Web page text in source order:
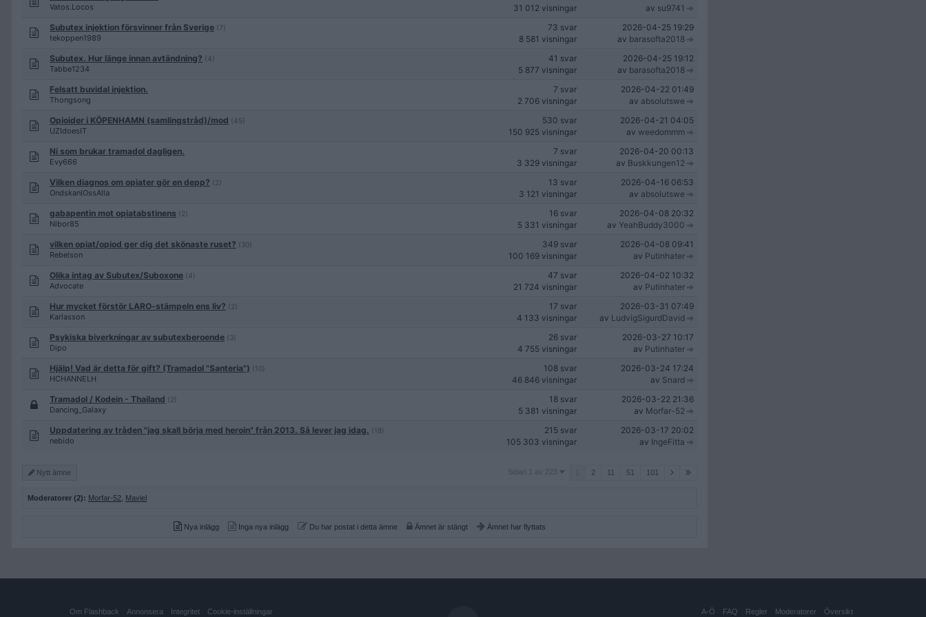
Vatos.Locos
31 012 visningar
av su9741
Subutex injektion försvinner från Sverige (7)
tekoppen1989
73 svar
8 581 visningar
2026-04-25 19:29
av barasofta2018
Subutex. Hur länge innan avtändning? (4)
Tabbe1234
41 svar
5 877 visningar
2026-04-25 19:12
av barasofta2018
Felsatt buvidal injektion.
Thongsong
7 svar
2 706 visningar
2026-04-22 01:49
av absolutswe
Opioider i KÖPENHAMN (samlingstråd)/mod (45)
UZIdoesIT
530 svar
150 925 visningar
2026-04-21 04:05
av weedommm
Ni som brukar tramadol dagligen.
Evy666
7 svar
3 329 visningar
2026-04-20 00:13
av Buskkungen12
Vilken diagnos om opiater gör en depp? (2)
OndskanIOssAlla
13 svar
3 121 visningar
2026-04-16 06:53
av absolutswe
gabapentin mot opiatabstinens (2)
Nibor85
16 svar
5 331 visningar
2026-04-08 20:32
av YeahBuddy3000
vilken opiat/opiod ger dig det skönaste ruset? (30)
Rebelson
349 svar
100 169 visningar
2026-04-08 09:41
av Putinhater
Olika intag av Subutex/Suboxone (4)
Advocate
47 svar
21 724 visningar
2026-04-02 10:32
av Putinhater
Hur mycket förstör LARO-stämpeln ens liv? (2)
Karlasson
17 svar
4 133 visningar
2026-03-31 07:49
av LudvigSigurdDavid
Psykiska biverkningar av subutexberoende (3)
Dipo
26 svar
4 755 visningar
2026-03-27 10:17
av Putinhater
Hjälp! Vad är detta för gift? (Tramadol "Santeria") (10)
HCHANNELH
108 svar
46 846 visningar
2026-03-24 17:24
av Snard
Tramadol / Kodein - Thailand (2)
Dancing_Galaxy
18 svar
5 381 visningar
2026-03-22 21:36
av Morfar-52
Uppdatering av tråden "jag skall börja med heroin" från 2013. Så lever jag idag. (18)
nebido
215 svar
105 303 visningar
2026-03-17 20:02
av IngeFitta
Nytt ämne
Sidan
Sidan 1 av 223 2 11 51 101
Moderatorer (2): Morfar-52 Maviel
Nya inlägg Inga nya inlägg Du har postat i detta ämne Ämnet är stängt Ämnet har flyttats
Om Flashback Annonsera Integritet Cookie-inställningar A-Ö FAQ Regler Moderatorer Översikt